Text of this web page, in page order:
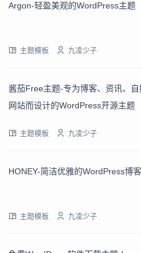
Argon-轻盈美观的WordPress主题
主题模板 九凌少子
酱茄Free主题-专为博客、资讯、自
网站而设计的WordPress开源主题
主题模板 九凌少子
HONEY-简洁优雅的WordPress博
主题模板 九凌少子